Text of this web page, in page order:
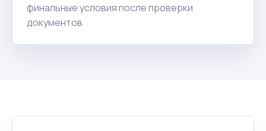
финальные условия после проверки
документов